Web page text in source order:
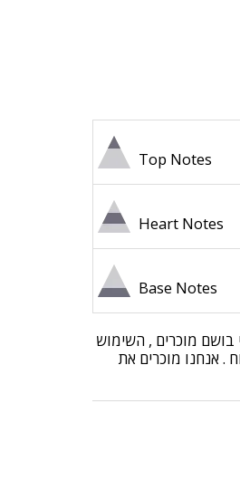
Top Notes
Heart Notes
Base Notes
בושם מוכרים , השימוש
. אנחנו מוכרים את